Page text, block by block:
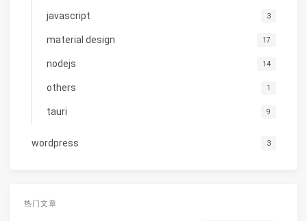
javascript 3
material design 17
nodejs 14
others 1
tauri 9
wordpress 3
热门文章